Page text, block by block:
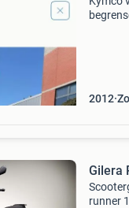
2012
Gilera
runner